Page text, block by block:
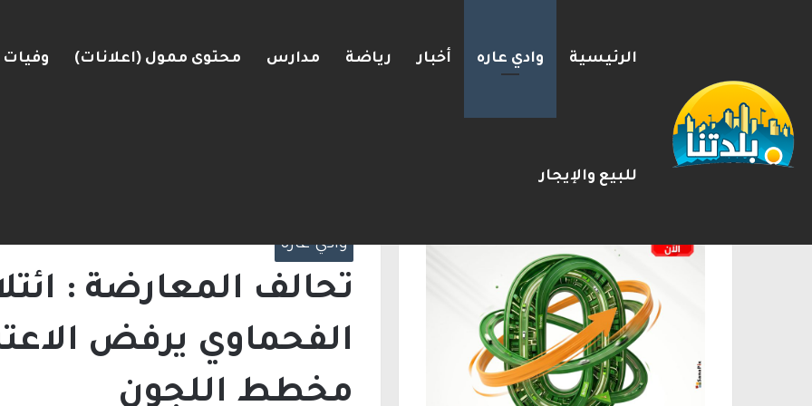
الرئيسية وادي عاره أخبار رياضة مدارس محتوى ممول (اعلانات) وفيات
للبيع والإيجار
وادي عاره
تحالف المعارضة :
الفحماوي يرفض
مخطط اللجون
الإعلانات